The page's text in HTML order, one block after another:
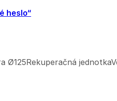
heslo“
Ø125Rekuperačná jednotka